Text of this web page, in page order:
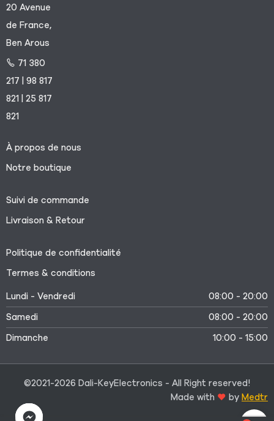
20 Avenue
de France,
Ben Arous
71 380
217 | 98 817
821 | 25 817
821
À propos de nous
Notre boutique
Suivi de commande
Livraison & Retour
Politique de confidentialité
Termes & conditions
Lundi - Vendredi
08:00 - 20:00
Samedi
08:00 - 20:00
Dimanche
10:00 - 15:00
©2021-2026 Dali-KeyElectronics - All Right reserved!
Made with
by Medtr